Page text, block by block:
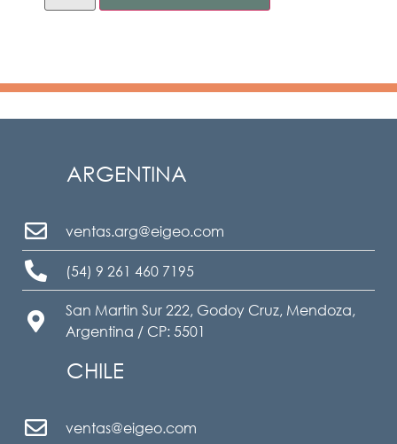
ARGENTINA
ventas.arg@eigeo.com
(54) 9 261 460 7195
San Martin Sur 222, Godoy Cruz, Mendoza,
Argentina / CP: 5501
CHILE
ventas@eigeo.com